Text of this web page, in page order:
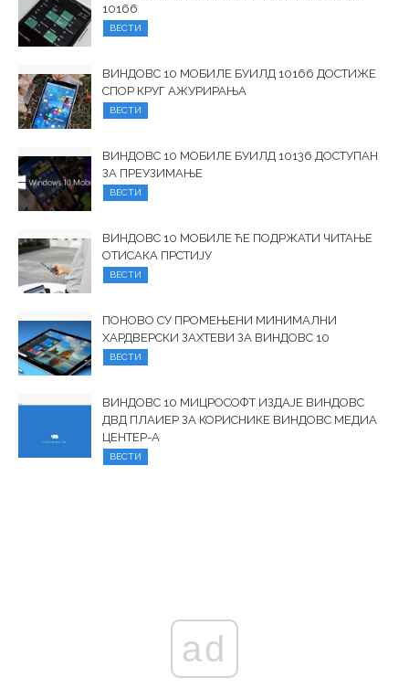
10166
ВЕСТИ
ВИНДОВС 10 МОБИЛЕ БУИЛД 10166 ДОСТИЖЕ
СПОР КРУГ АЖУРИРАЊА
ВЕСТИ
ВИНДОВС 10 МОБИЛЕ БУИЛД 10136 ДОСТУПАН
ЗА ПРЕУЗИМАЊЕ
ВЕСТИ
ВИНДОВС 10 МОБИЛЕ ЋЕ ПОДРЖАТИ ЧИТАЊЕ
ОТИСАКА ПРСТИЈУ
ВЕСТИ
ПОНОВО СУ ПРОМЕЊЕНИ МИНИМАЛНИ
ХАРДВЕРСКИ ЗАХТЕВИ ЗА ВИНДОВС 10
ВЕСТИ
ВИНДОВС 10 МИЦРОСОФТ ИЗДАЈЕ ВИНДОВС
ДВД ПЛАИЕР ЗА КОРИСНИКЕ ВИНДОВС МЕДИА
ЦЕНТЕР-А
ВЕСТИ
ad